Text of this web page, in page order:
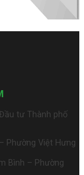
tư Thành phố
Phường Việt Hưng
Bình – Phường